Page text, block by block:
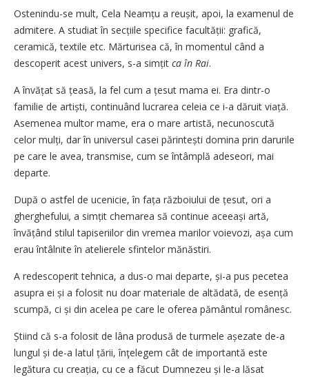
Ostenindu-se mult, Cela Neamțu a reușit, apoi, la examenul de
admitere. A studiat în secțiile specifice facultății: grafică,
ceramică, textile etc. Mărturisea că, în momentul când a
descoperit acest univers, s-a simțit ca în Rai.
A învățat să țeasă, la fel cum a țesut mama ei. Era dintr-o
familie de artiști, continuând lucrarea celeia ce i-a dăruit viață.
Asemenea multor mame, era o mare artistă, necunoscută
celor mulți, dar în universul casei părintești domina prin darurile
pe care le avea, transmise, cum se întâmplă adeseori, mai
departe.
După o astfel de ucenicie, în fața războiului de țesut, ori a
gherghefului, a simțit chemarea să continue aceeași artă,
învățând stilul tapiseriilor din vremea marilor voievozi, așa cum
erau întâlnite în atelierele sfintelor mănăstiri.
A redescoperit tehnica, a dus-o mai departe, și-a pus pecetea
asupra ei și a folosit nu doar materiale de altădată, de esență
scumpă, ci și din acelea pe care le oferea pământul românesc.
Știind că s-a folosit de lâna produsă de turmele așezate de-a
lungul și de-a latul țării, înţelegem cât de importantă este
legătura cu creația, cu ce a făcut Dumnezeu și le-a lăsat